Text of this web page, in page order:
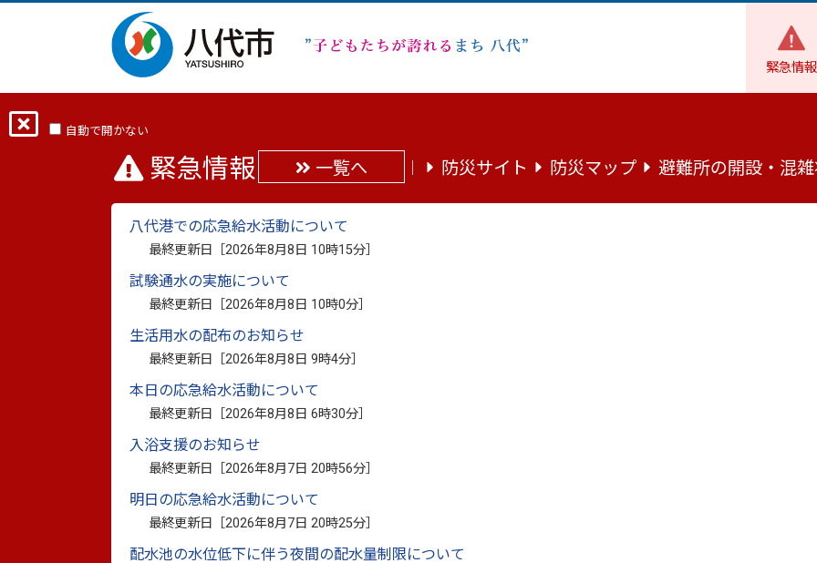
緊急情報
自動で開かない
緊急情報 一覧へ 防災サイト 防災マップ 避難所の開設・混
八代港での応急給水活動について
最終更新日［2026年8月8日 10時15分
試験通水の実施について
最終更新日［2026年8月8日 10時0分
生活用水の配布のお知らせ
最終更新日［2026年8月8日 9時4分
本日の応急給水活動について
最終更新日［2026年8月8日 6時30分
入浴支援のお知らせ
最終更新日［2026年8月7日 20時56分
明日の応急給水活動について
最終更新日［2026年8月7日 20時25分
配水池の水位低下に伴う夜間の配水量制限について
「第2次八代市環境基本計画」について
最終更新日：2025年12月26日 印刷
「第2次八代市環境基本計画」について
市では、環境施策の総合的かつ計画的な推進を図るため、八代市環境基本条例の規定に基づき、令和元
9）年度から令和8（2026）年度までの8年間を計画期間とする「第2次八代市環境基本計画」を策定しまし
この計画では、目指す環境像を「人と自然が調和するまち やつしろ」とし、持続可能な地域社会の実現
めの5つの目標を掲げ、その実現に向けて、市、市民、環境活動団体および事業者の具体的な取組を掲げて
す。